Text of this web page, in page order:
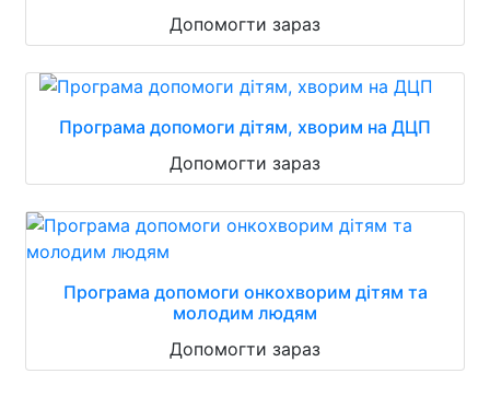
Допомогти зараз
Програма допомоги дітям, хворим на ДЦП
Допомогти зараз
Програма допомоги онкохворим дітям та
молодим людям
Допомогти зараз